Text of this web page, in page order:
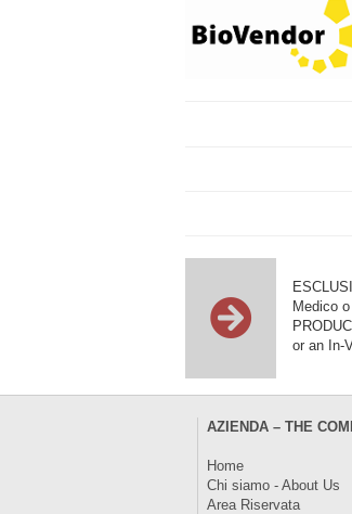
Medico
or an In-
AZIENDA – THE
Home
Chi siamo - About Us
Area Riservata